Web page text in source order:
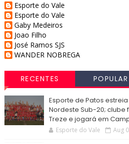
Esporte do Vale
Esporte do Vale
Gaby Medeiros
Joao Filho
José Ramos SJS
WANDER NOBREGA
RECENTES POPULAR
Esporte de Patos
Nordeste Sub-20;
Treze e jogará em
Esporte do Vale Aug